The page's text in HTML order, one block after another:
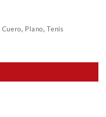
Cuero, Plano,Tenis